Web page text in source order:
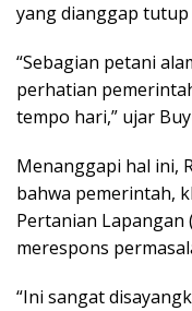
yang dianggap
“Sebagian petani
perhatian
tempo hari,” ujar
Menanggapi hal ini,
bahwa pemerintah,
Pertanian Lapangan
merespons
“Ini sangat